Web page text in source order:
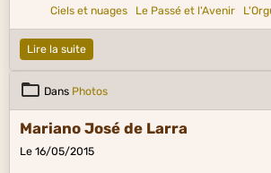
Ciels et nuages Le Passé et l'Avenir
Lire la suite
Dans Photos
Mariano José de Larra
Le 16/05/2015